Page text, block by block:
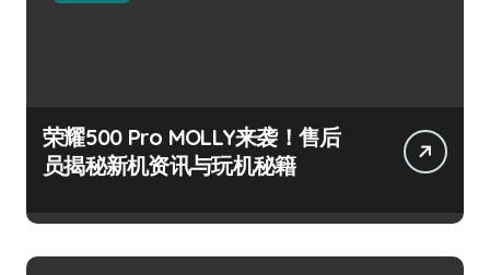
荣耀500 Pro MOLLY来袭！售后
员揭秘新机资讯与玩机秘籍